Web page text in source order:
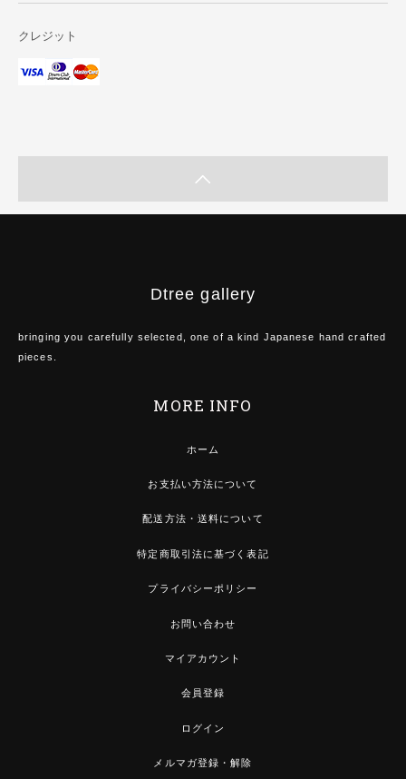
クレジット
Dtree gallery
bringing you carefully selected, one of a kind Japanese hand crafted
pieces.
MORE INFO
ホーム
お支払い方法について
配送方法・送料について
特定商取引法に基づく表記
プライバシーポリシー
お問い合わせ
マイアカウント
会員登録
ログイン
メルマガ登録・解除